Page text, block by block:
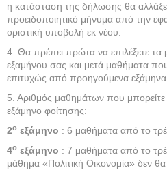
η κατάσταση της δήλωσης θα
προειδοποιητικό μήνυμα από την
οριστική υποβολή εκ νέου.
4. Θα πρέπει πρώτα να επιλέξετε τα
εξαμήνου σας και μετά μαθήματα που
επιτυχώς από προηγούμενα εξάμηνα.
5. Αριθμός μαθημάτων που
εξάμηνο φοίτησης:
2ο εξάμηνο : 6 μαθήματα από το
4ο εξάμηνο : 7 μαθήματα από το
μάθημα «Πολιτική Οικονομία» δεν